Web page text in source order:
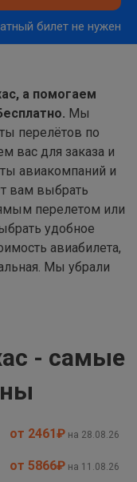
билет не нужен
а помогаем
Мы
перелётов по
вас для заказа и
авиакомпаний и
вам выбрать
перелетом или
удобное
авиабилета,
Мы убрали
- самые
от 2461₽ на 28.08.26
от 5866₽ на 11.08.26